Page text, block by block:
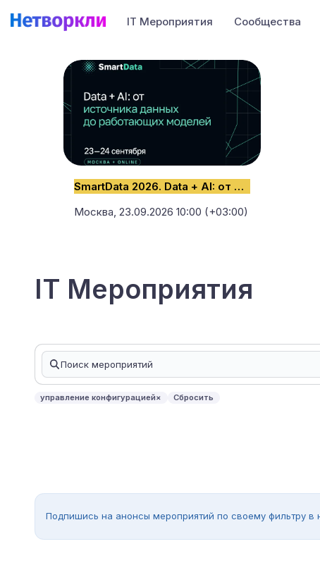
IT Мероприятия Сообщества
SmartData 2026. Data + AI: от источника данных до работающих моделей
Москва, 23.09.2026 10:00 (+03:00)
IT Мероприятия
управление конфигурацией× Сбросить
Подпишись на анонсы мероприятий по своему фильтру